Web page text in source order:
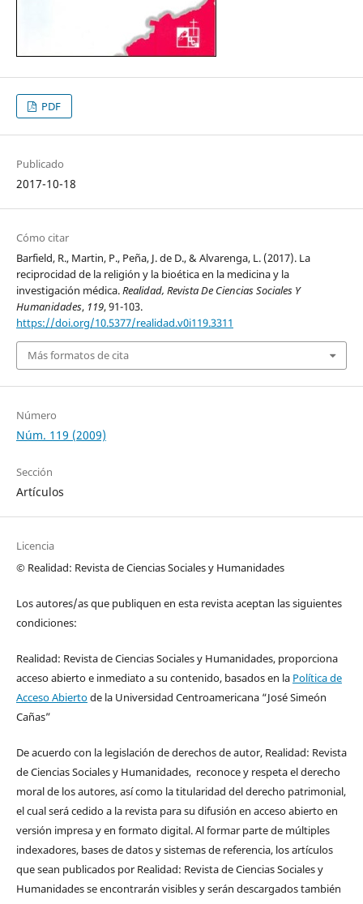
PDF
Publicado
2017-10-18
Cómo citar
Barfield, R., Martin, P., Peña, J. de D., & Alvarenga, L. (2017). La
reciprocidad de la religión y la bioética en la medicina y la
investigación médica.Realidad, Revista De Ciencias Sociales Y
Humanidades, 119, 91-103.
https://doi.org/10.5377/realidad.v0i119.3311
Más formatos de cita
Número
Núm. 119 (2009)
Sección
Artículos
Licencia
© Realidad: Revista de Ciencias Sociales y Humanidades
Los autores/as que publiquen en esta revista aceptan las siguientes
condiciones:
Realidad: Revista de Ciencias Sociales y Humanidades, proporciona
acceso abierto e inmediato a su contenido, basados en la Política de
Acceso Abiertode la Universidad Centroamericana “José Simeón
Cañas”
De acuerdo con la legislación de derechos de autor, Realidad: Revista
de Ciencias Sociales y Humanidades, reconoce y respeta el derecho
moral de los autores, así como la titularidad del derecho patrimonial,
el cual será cedido a la revista para su difusión en acceso abierto en
versión impresa y en formato digital. Al formar parte de múltiples
indexadores, bases de datos y sistemas de referencia, los artículos
que sean publicados por Realidad: Revista de Ciencias Sociales y
Humanidades se encontrarán visibles y serán descargados también